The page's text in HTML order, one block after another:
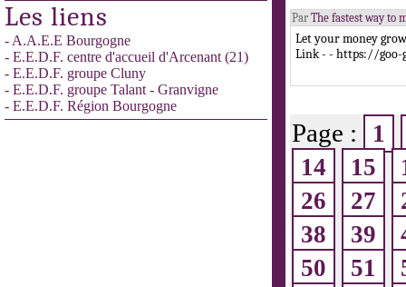
Les liens
- A.A.E.E Bourgogne
- E.E.D.F. centre d'accueil d'Arcenant (21)
- E.E.D.F. groupe Cluny
- E.E.D.F. groupe Talant - Granvigne
- E.E.D.F. Région Bourgogne
Par The fastest way to
Let your money
Link - - https://goo-
Page :
1
14
15
26
27
38
39
50
51